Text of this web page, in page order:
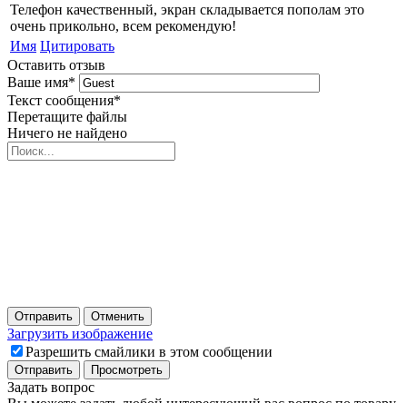
Телефон качественный, экран складывается пополам это
очень прикольно, всем рекомендую!
Имя Цитировать
Оставить отзыв
Ваше имя*
Текст сообщения*
Перетащите файлы
Ничего не найдено
Отправить Отменить
Загрузить изображение
Разрешить смайлики в этом сообщении
Задать вопрос